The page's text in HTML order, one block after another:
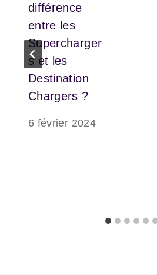
différence
entre les
Supercharger
s et les
Destination
Chargers ?
6 février 2024